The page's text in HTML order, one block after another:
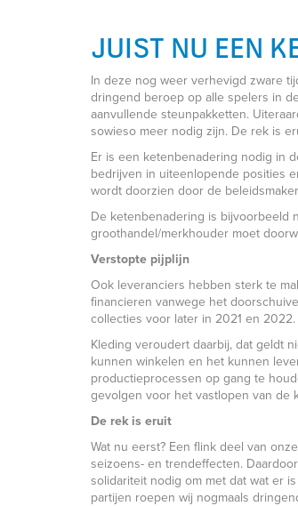
JUIST NU EEN
In deze nog weer verhevigd zware
dringend beroep op alle spelers in
aanvullende steunpakketten.
sowieso meer nodig zijn. De rek is
Er is een ketenbenadering nodig in
bedrijven in uiteenlopende posities
wordt doorzien door de
De ketenbenadering is bijvoorbeeld
groothandel/merkhouder moet
Verstopte pijplijn
Ook leveranciers hebben sterk te
financieren vanwege het
collecties voor later in 2021 en
Kleding veroudert daarbij, dat geldt
kunnen winkelen en het kunnen
productieprocessen op gang te
gevolgen voor het vastlopen van de
De rek is eruit
Wat nu eerst? Een flink deel van
seizoens- en trendeffecten.
solidariteit nodig om met dat wat er
partijen roepen wij nogmaals